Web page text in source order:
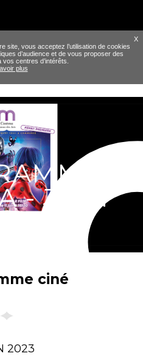
site, vous acceptez l’utilisation de cookies
d’audience et de vous proposer des
centres d’intérêts.
plus
X
- JUIN
ciné
2023